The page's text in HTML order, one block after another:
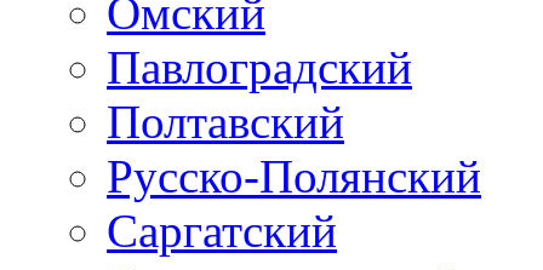
Омский
Павлоградский
Полтавский
Русско-Полянский
Саргатский